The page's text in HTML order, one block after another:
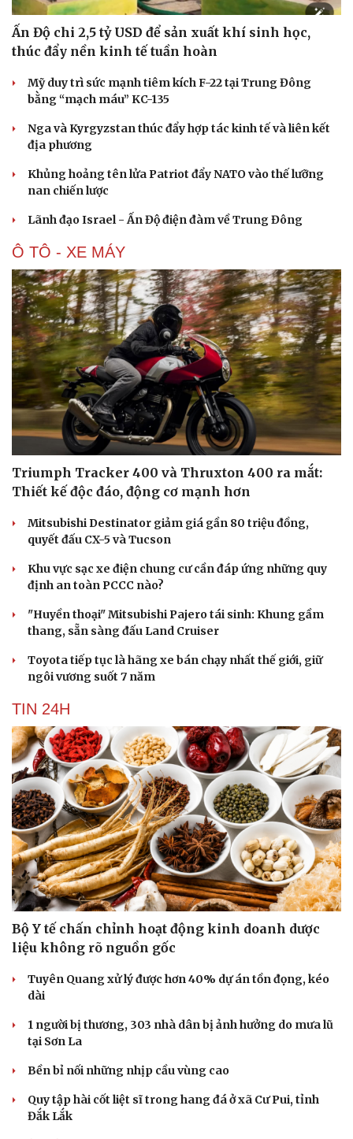
Du lịch
Săn Tour
check-in
Podcast
Câu chuyện thời sự
Đọc truyện đêm khuya
Cửa sổ tình yêu
Kể chuyện cho bé
Hạt giống tâm hồn
Ấn Độ chi 2,5 tỷ USD để sản xuất khí sinh học,
thúc đẩy nền kinh tế tuần hoàn
Mỹ duy trì sức mạnh tiêm kích F-22 tại Trung Đông
bằng “mạch máu” KC-135
Nga và Kyrgyzstan thúc đẩy hợp tác kinh tế và liên kết
địa phương
Khủng hoảng tên lửa Patriot đẩy NATO vào thế lưỡng
nan chiến lược
Lãnh đạo Israel - Ấn Độ điện đàm về Trung Đông
Ô TÔ - XE MÁY
Triumph Tracker 400 và Thruxton 400 ra mắt:
Thiết kế độc đáo, động cơ mạnh hơn
Mitsubishi Destinator giảm giá gần 80 triệu đồng,
quyết đấu CX-5 và Tucson
Khu vực sạc xe điện chung cư cần đáp ứng những quy
định an toàn PCCC nào?
"Huyền thoại" Mitsubishi Pajero tái sinh: Khung gầm
thang, sẵn sàng đấu Land Cruiser
Toyota tiếp tục là hãng xe bán chạy nhất thế giới, giữ
ngôi vương suốt 7 năm
TIN 24H
Bộ Y tế chấn chỉnh hoạt động kinh doanh dược
liệu không rõ nguồn gốc
Tuyên Quang xử lý được hơn 40% dự án tồn đọng, kéo
dài
1 người bị thương, 303 nhà dân bị ảnh hưởng do mưa lũ
tại Sơn La
Bền bỉ nối những nhịp cầu vùng cao
Quy tập hài cốt liệt sĩ trong hang đá ở xã Cư Pui, tỉnh
Đắk Lắk